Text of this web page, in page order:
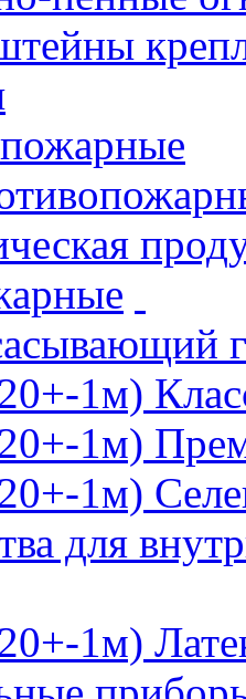
1м)
1м)
1м)
для
1м)